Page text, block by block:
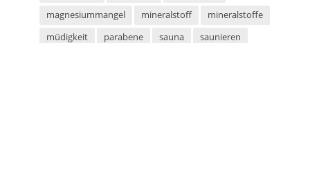
magnesiummangel
mineralstoff
mineralstoffe
müdigkeit
parabene sauna
saunieren